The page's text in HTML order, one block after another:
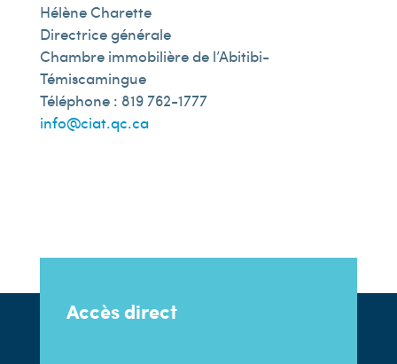
Hélène Charette
Directrice générale
Chambre immobilière de l’Abitibi-
Témiscamingue
Téléphone : 819 762-1777
info@ciat.qc.ca
Accès direct